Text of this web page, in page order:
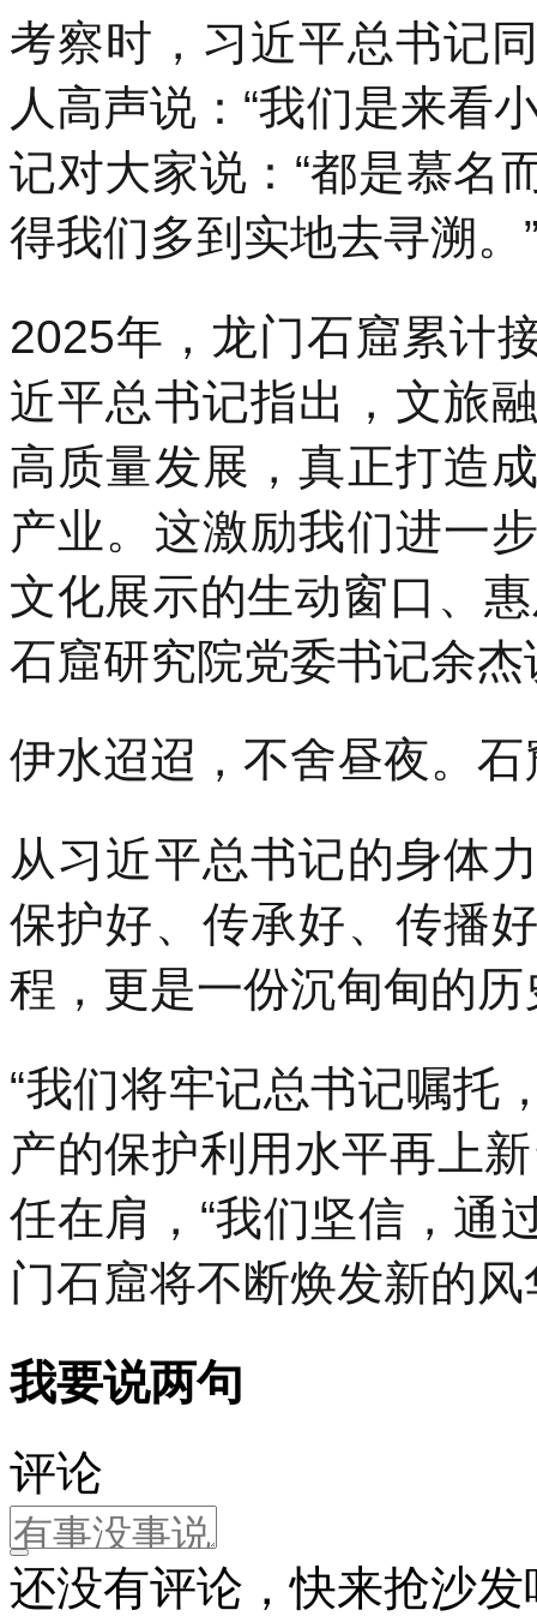
考察时，习近平总书记
人高声说：“我们是来看
记对大家说：“都是慕名
得我们多到实地去寻溯。
2025年，龙门石窟累计
近平总书记指出，文旅
高质量发展，真正打造
产业。这激励我们进一
文化展示的生动窗口、
石窟研究院党委书记余杰
伊水迢迢，不舍昼夜。
从习近平总书记的身体
保护好、传承好、传播
程，更是一份沉甸甸的
“我们将牢记总书记嘱托
产的保护利用水平再上
任在肩，“我们坚信，通
门石窟将不断焕发新的风
我要说两句
评论
还没有评论，快来抢沙发